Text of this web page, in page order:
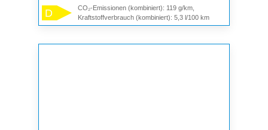
D
CO₂-Emissionen (kombiniert): 119 g/km,
Kraftstoffverbrauch (kombiniert): 5,3 l/100 km